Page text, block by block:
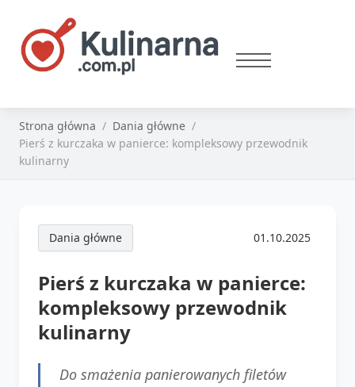
Strona główna
Dania główne
Pierś z kurczaka w panierce: kompleksowy przewodnik
kulinarny
Dania główne 01.10.2025
Pierś z kurczaka w panierce:
kompleksowy przewodnik
kulinarny
Do smażenia panierowanych filetów